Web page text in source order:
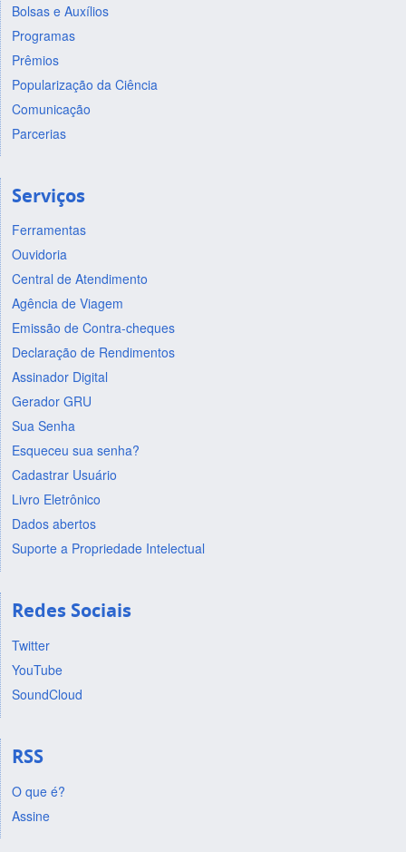
Bolsas e Auxílios
Programas
Prêmios
Popularização da Ciência
Comunicação
Parcerias
Serviços
Ferramentas
Ouvidoria
Central de Atendimento
Agência de Viagem
Emissão de Contra-cheques
Declaração de Rendimentos
Assinador Digital
Gerador GRU
Sua Senha
Esqueceu sua senha?
Cadastrar Usuário
Livro Eletrônico
Dados abertos
Suporte a Propriedade Intelectual
Redes Sociais
Twitter
YouTube
SoundCloud
RSS
O que é?
Assine